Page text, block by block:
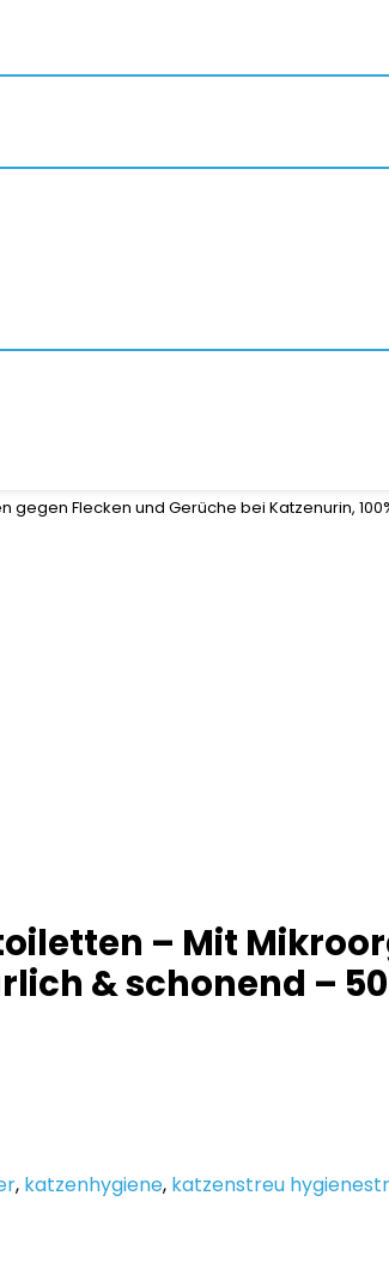
Flecken und Gerüche bei Katzenurin,
– Mit
& schonend –
, katzenhygiene, katzenstreu